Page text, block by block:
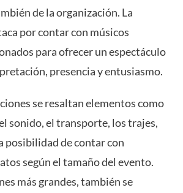
de la organización. La
por contar con músicos
para ofrecer un espectáculo
presencia y entusiasmo.
se resaltan elementos como
sonido, el transporte, los trajes,
posibilidad de contar con
según el tamaño del evento.
más grandes, también se